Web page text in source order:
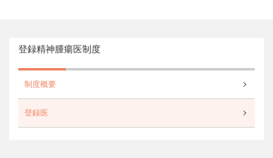
登録精神腫瘍医制度
制度概要
登録医